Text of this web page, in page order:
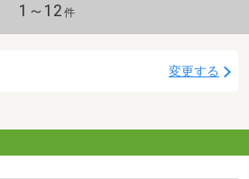
1～12 件
変更する